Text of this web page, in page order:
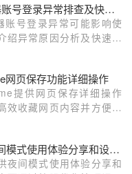
Chrome浏览器账号登录异常排查及快速修复技巧
账号登录异常可能影响使
绍异常原因分析及快速修
网页保存功能详细操作
提供网页保存详细操作
效收藏网页内容并方便管
谷歌浏览器夜间模式使用体验分享和设置方法
夜间模式使用体验分享和